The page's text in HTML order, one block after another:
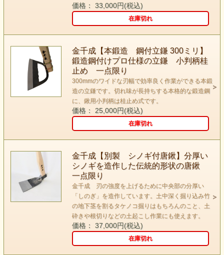
価格： 33,000円(税込)
在庫切れ
金千成【本鍛造 鋼付立鎌 300ミリ】
鍛造鋼付けプロ仕様の立鎌 小判柄桂
止め 一点限り
300mmのワイドな刃幅で効率良く作業ができる本鍛
造の立鎌です。切れ味が長持ちする本格的な鍛造鋼
に、鍬用小判柄は桂止め式です。
価格： 25,000円(税込)
在庫切れ
金千成【別製 シノギ付唐鍬】分厚い
シノギを造作した伝統的形状の唐鍬
一点限り
金千成 刃の強度を上げるために中央部の分厚い
「しのぎ」を造作しています。土中深く掘り込み竹
の地下茎を割るタケノコ掘りはもちろんのこと、土
砕きや根切りなどの土起こし作業にも使えます。
価格： 37,000円(税込)
在庫切れ